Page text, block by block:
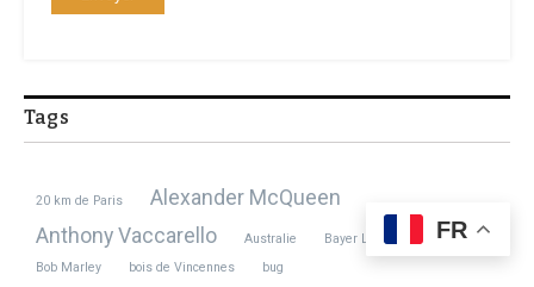
Tags
20 km de Paris
Alexander McQueen
Anthony Vaccarello
Australie
Bayer Leverkusen
Bob Marley
bois de Vincennes bug
FR